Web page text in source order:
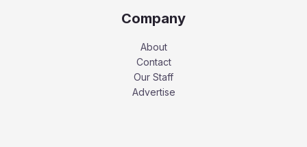
Company
About
Contact
Our Staff
Advertise